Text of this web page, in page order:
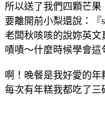
所以送了我們四顆芒果
要離開前小梨還說：『
老闆秋咳咳的說妳英文
嘖嘖～什麼時候學會這
啊！晚餐是我好愛的年
每次有年糕我都吃了三